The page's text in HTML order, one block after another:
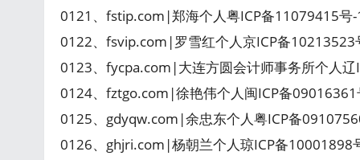
0121、fstip.com|郑海个人粤ICP备11079415号-
0122、fsvip.com|罗雪红个人京ICP备10213523
0123、fycpa.com|大连方圆会计师事务所个人
0124、fztgo.com|徐艳伟个人闽ICP备09016361
0125、gdyqw.com|余忠东个人粤ICP备
0126、ghjri.com|杨朝兰个人琼ICP备10001898